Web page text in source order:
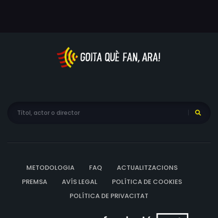
METODOLOGIA FAQ
ACTUALITZACIONS
PREMSA
AVÍS LEGAL
POLÍTICA DE COOKIES
POLÍTICA DE PRIVACITAT